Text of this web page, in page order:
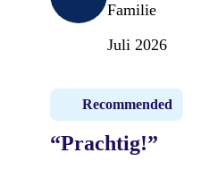
Familie
Juli 2026
Recommended
“Prachtig!”